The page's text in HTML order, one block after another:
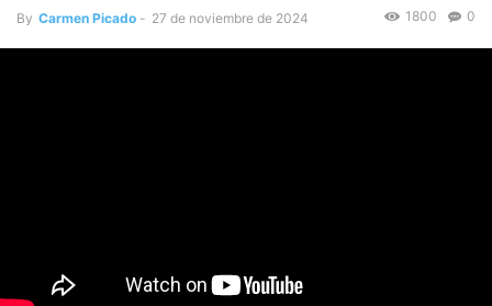
By Carmen Picado - 27 de noviembre de 2024 0
1800